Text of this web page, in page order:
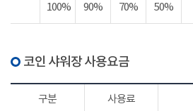
100% 90% 70% 50%
코인 샤워장 사용요금
구분 사용료